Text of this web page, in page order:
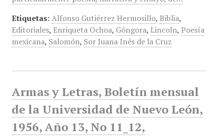
Etiquetas: Alfonso Gutiérrez Hermosillo, Biblia,
Editoriales, Enriqueta Ochoa, Góngora, Lincoln, Poesía
mexicana, Salomón, Sor Juana Inés de la Cruz
Armas y Letras, Boletín mensual
de la Universidad de Nuevo León,
1956, Año 13, No 11_12,